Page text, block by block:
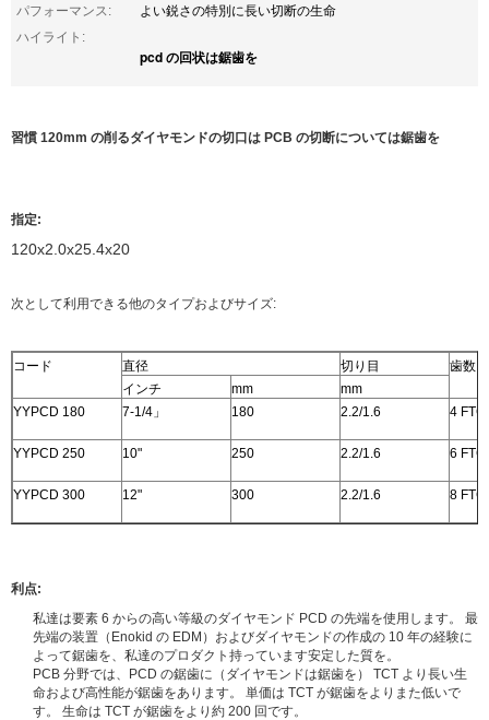
パフォーマンス:
よい鋭さの特別に長い切断の生命
ハイライト:
pcd の回状は鋸歯を
習慣 120mm の削るダイヤモンドの切口は PCB の切断については鋸歯を
指定:
120x2.0x25.4x20
次として利用できる他のタイプおよびサイズ:
コード 直径 切り目
歯数
インチ
mm
mm
YYPCD 180
7-1/4」 180 2.2/1.6 4 FTG
YYPCD 250 10" 250 2.2/1.6 6 FTG
YYPCD 300 12" 300 2.2/1.6 8 FTG
利点:
私達は要素 6 からの高い等級のダイヤモンド PCD の先端を使用します。 最
先端の装置（Enokid の EDM）およびダイヤモンドの作成の 10 年の経験に
よって鋸歯を、私達のプロダクト持っています安定した質を。
PCB 分野では、PCD の鋸歯に（ダイヤモンドは鋸歯を） TCT より長い生
命および高性能が鋸歯をあります。 単価は TCT が鋸歯をよりまた低いで
す。 生命は TCT が鋸歯をより約 200 回です。